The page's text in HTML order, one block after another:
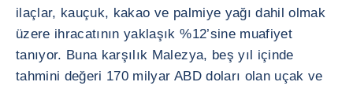
ilaçlar, kauçuk, kakao ve palmiye yağı dahil olmak
üzere ihracatının yaklaşık %12’sine muafiyet
tanıyor. Buna karşılık Malezya, beş yıl içinde
tahmini değeri 170 milyar ABD doları olan uçak ve